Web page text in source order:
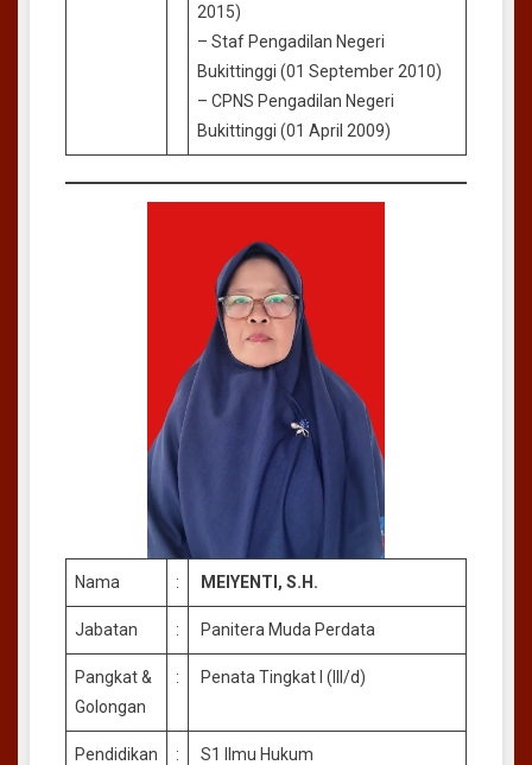
2015)
– Staf Pengadilan Negeri
Bukittinggi (01 September 2010)
– CPNS Pengadilan Negeri
Bukittinggi (01 April 2009)
Nama : MEIYENTI, S.H.
Jabatan : Panitera Muda Perdata
Pangkat &
Golongan
: Penata Tingkat I (III/d)
Pendidikan : S1 Ilmu Hukum